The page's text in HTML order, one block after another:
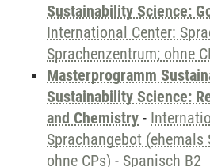
Sustainability Science:
International Center:
Sprachenzentrum; ohne
Masterprogramm
Sustainability Science:
and Chemistry -
Sprachangebot (ehemals
ohne CPs) - Spanisch B2